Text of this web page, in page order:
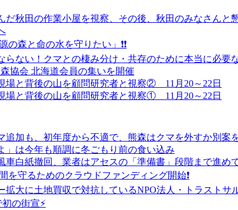
秋田の作業小屋を視察、その後、秋田のみなさんと
森と命の水を守りたい」❗❗
らない！クマとの棲み分け・共存のために本当に必
協会 北海道会員の集いを開催
場と背後の山を顧問研究者と視察② 11月20～22日
場と背後の山を顧問研究者と視察① 11月20～22日
追加も、初年度から不適で、熊森はクマを外すか別案
」は今年も順調に冬ごもり前の食い込み
白紙撤回、業者はアセスの「準備書」段階まで進め
守るためのクラウドファンディング開始❗
大に土地買収で対抗しているNPO法人・トラストサ
の街宣⚡